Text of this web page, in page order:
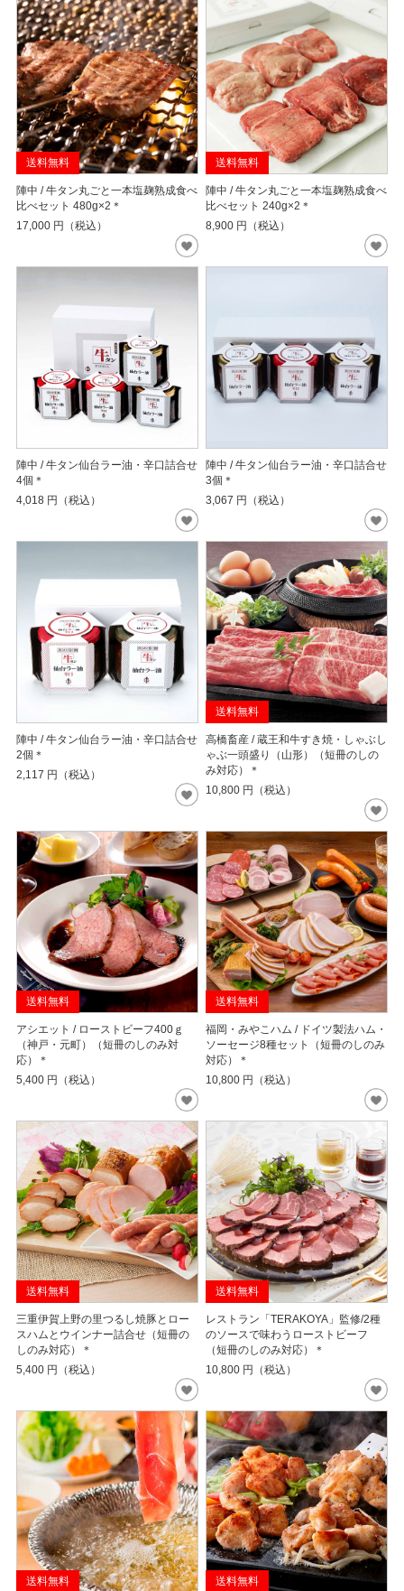
送料無料
陣中 / 牛タン丸ごと一本塩麹熟成食べ
比べセット 480g×2＊
17,000 円（税込）
送料無料
陣中 / 牛タン丸ごと一本塩麹熟成食べ
比べセット 240g×2＊
8,900 円（税込）
陣中 / 牛タン仙台ラー油・辛口詰合せ
4個＊
4,018 円（税込）
陣中 / 牛タン仙台ラー油・辛口詰合せ
3個＊
3,067 円（税込）
陣中 / 牛タン仙台ラー油・辛口詰合せ
2個＊
2,117 円（税込）
送料無料
高橋畜産 / 蔵王和牛すき焼・しゃぶし
ゃぶ一頭盛り（山形）（短冊のしの
み対応）＊
10,800 円（税込）
送料無料
アシエット / ローストビーフ400ｇ
（神戸・元町）（短冊のしのみ対
応）＊
5,400 円（税込）
送料無料
福岡・みやこハム / ドイツ製法ハム・
ソーセージ8種セット（短冊のしのみ
対応）＊
10,800 円（税込）
送料無料
三重伊賀上野の里つるし焼豚とロー
スハムとウインナー詰合せ（短冊の
しのみ対応）＊
5,400 円（税込）
送料無料
レストラン「TERAKOYA」監修/2種
のソースで味わうローストビーフ
（短冊のしのみ対応）＊
10,800 円（税込）
送料無料 送料無料